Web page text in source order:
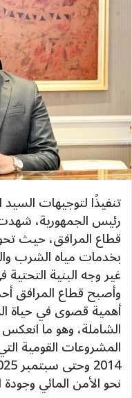
تنفيذًا لتوجيهات
رئيس الجمهورية،
قطاع المرافق، حيث
بخدمات مياه الشرب
غير وجه البنية
وأصبح قطاع المرافق
أهمية قصوى في حياة
الشاملة، وهو ما
المشروعات القومية
نحو الأمن المائي وجودة